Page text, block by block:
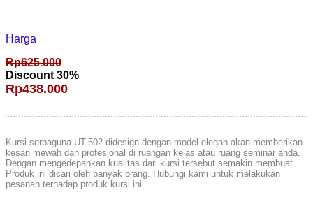
Harga
Rp625.000
Discount 30%
Rp438.000
Kursi serbaguna UT-502 didesign dengan model elegan akan memberikan
kesan mewah dan profesional di ruangan kelas atau ruang seminar anda.
Dengan mengedepankan kualitas dari kursi tersebut semakin membuat
Produk ini dicari oleh banyak orang. Hubungi kami untuk melakukan
pesanan terhadap produk kursi ini.